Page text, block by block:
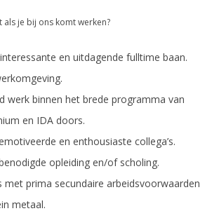
je bij ons komt werken?
en uitdagende fulltime baan.
werk binnen het brede programma van
en IDA doors.
en enthousiaste collega’s.
opleiding en/of scholing.
met prima secundaire arbeidsvoorwaarden
metaal.